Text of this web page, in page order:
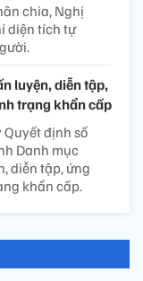
chia, Nghị
diện tích tự
luyện, diễn tập,
trạng khẩn cấp
định số
Danh mục
diễn tập, ứng
khẩn cấp.